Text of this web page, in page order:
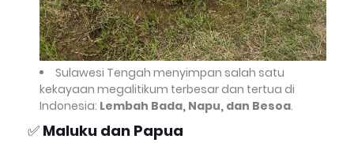
Sulawesi Tengah menyimpan salah satu
kekayaan megalitikum terbesar dan tertua di
Indonesia: Lembah Bada, Napu, dan Besoa.
✅ Maluku dan Papua